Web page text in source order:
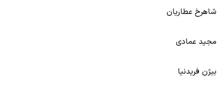
شاهرخ عطاریان
مجید عمادی
فریدنیا